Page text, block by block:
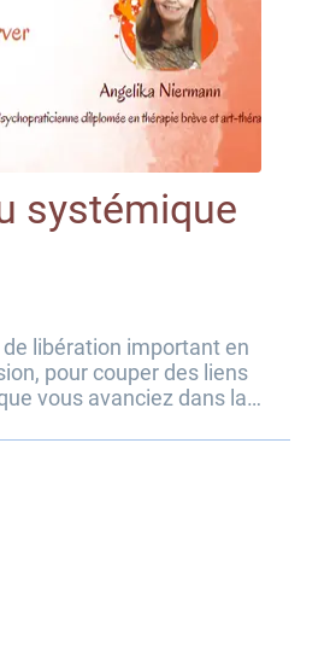
systémique
libération important en
pour couper des liens
vous avanciez dans la